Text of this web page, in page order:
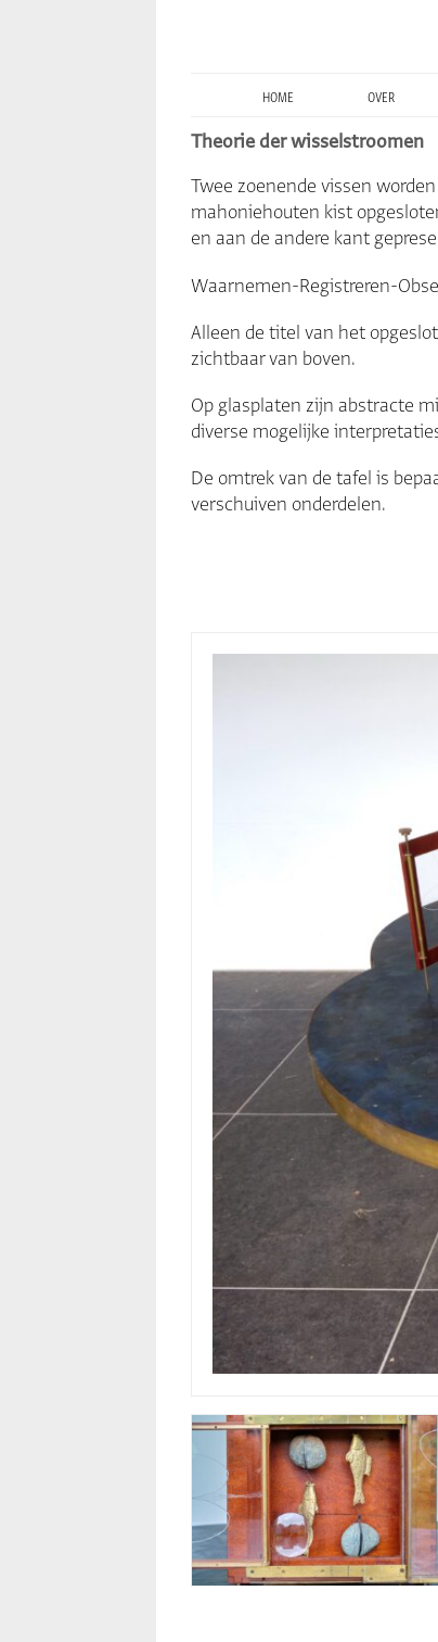
home over
Theorie der wisselstroomen
Twee zoenende vissen
mahoniehouten kist
en aan de andere kant
Waarnemen-Registreren-
Alleen de titel van het
zichtbaar van boven.
Op glasplaten zijn abstracte
diverse mogelijke
De omtrek van de tafel is
verschuiven onderdelen.